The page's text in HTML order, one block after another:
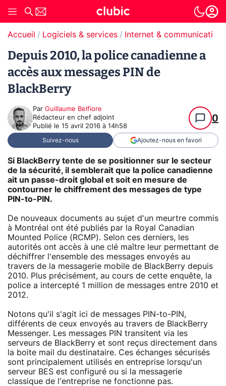
Accueil Logiciels & services Internet & communication
Depuis 2010, la police canadienne a
accès aux messages PIN de
BlackBerry
Par Guillaume Belfiore
Rédacteur en chef adjoint
Publié le 15 avril 2016 à 14h58
0
Suivez-nous Ajoutez-nous en favori
Si BlackBerry tente de se positionner sur le secteur
de la sécurité, il semblerait que la police canadienne
ait un passe-droit global et soit en mesure de
contourner le chiffrement des messages de type
PIN-to-PIN.
De nouveaux documents au sujet d'un meurtre commis
à Montréal ont été publiés par la Royal Canadian
Mounted Police (RCMP). Selon ces derniers, les
autorités ont accès à une clé maître leur permettant de
déchiffrer l'ensemble des messages envoyés au
travers de la messagerie mobile de BlackBerry depuis
2010. Plus précisément, au cours de cette enquête, la
police a intercepté 1 million de messages entre 2010 et
2012.
Notons qu'il s'agit ici de messages PIN-to-PIN,
différents de ceux envoyés au travers de BlackBerry
Messenger. Les messages PIN transitent via les
serveurs de BlackBerry et sont reçus directement dans
la boite mail du destinataire. Ces échanges sécurisés
sont principalement utilisés en entreprise lorsqu'un
serveur BES est configuré ou si la messagerie
classique de l'entreprise ne fonctionne pas.